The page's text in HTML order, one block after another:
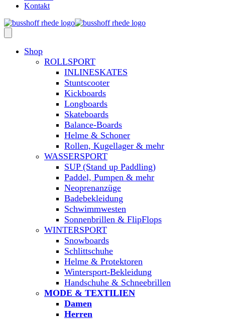
Kontakt
Shop
ROLLSPORT
INLINESKATES
Stuntscooter
Kickboards
Longboards
Skateboards
Balance-Boards
Helme & Schoner
Rollen, Kugellager & mehr
WASSERSPORT
SUP (Stand up Paddling)
Paddel, Pumpen & mehr
Neoprenanzüge
Badebekleidung
Schwimmwesten
Sonnenbrillen & FlipFlops
WINTERSPORT
Snowboards
Schlittschuhe
Helme & Protektoren
Wintersport-Bekleidung
Handschuhe & Schneebrillen
MODE & TEXTILIEN
Damen
Herren